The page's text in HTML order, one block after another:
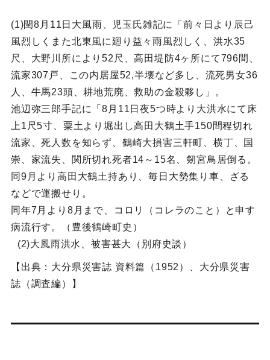
(1)閏8月11日大風雨、児玉氏雑記に「前々日より辰己
風烈しくまた北東風に廻り益々雨風烈しく、洪水35
尺、大野川所により52尺、高田堤防4ヶ所にて796間、
流家307戸、この内居屋52,半壊など多し、流死男女36
人、牛馬23頭、耕地荒廃、救助の金殺夥し」。
池辺弥三郎手記に「8月11日夜5つ時より大洪水にて床
上1尺5寸、粟土より堀出し高田大鶴土手150間程切れ
流家、死人数を知らず、鶴崎大損害三軒町、横丁、国
崇、家流失、関所切れ死者14～15名、剱宮鳥居倒る。
同9月より高田大鶴土持あり、毎日大勢集り車、ざる
などで運搬せり。
同年7月より8月まで、コロリ（コレラのこと）と申す
病流行す。（豊後鶴崎町史）
(2)大風雨洪水、被害甚大（別府史談）
【出典：大分県災害誌 資料篇（1952）、大分県災害
誌（調査編）】